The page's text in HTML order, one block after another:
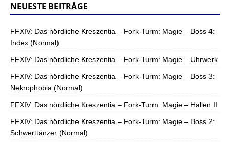
NEUESTE BEITRÄGE
FFXIV: Das nördliche Kreszentia – Fork-Turm: Magie – Boss 4:
Index (Normal)
FFXIV: Das nördliche Kreszentia – Fork-Turm: Magie – Uhrwerk
FFXIV: Das nördliche Kreszentia – Fork-Turm: Magie – Boss 3:
Nekrophobia (Normal)
FFXIV: Das nördliche Kreszentia – Fork-Turm: Magie – Hallen II
FFXIV: Das nördliche Kreszentia – Fork-Turm: Magie – Boss 2:
Schwerttänzer (Normal)